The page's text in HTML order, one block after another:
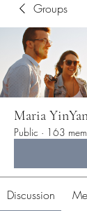
Groups
Maria
Public · 163
Discussion